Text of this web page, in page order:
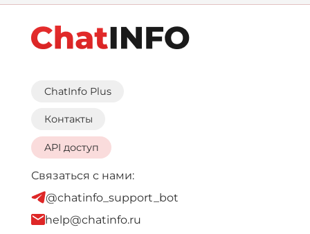
ChatInfo Plus
Контакты
API доступ
Связаться с нами:
@chatinfo_support_bot
help@chatinfo.ru